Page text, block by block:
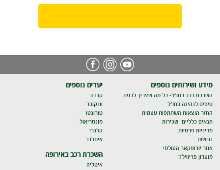
מידע ושירותים נוספים
השכרת רכב בחו"ל- כל מה שצריך לדעת
טיפים לנהיגה בחו"ל
החזר הוצאות השתתפות עצמית
תנאים כלליים- שכירות
מדיניות פרטיות
נגישות
אתר יורופקאר העולמי
מועדון פריווילג'
יעדים נוספים
קנדה
וונקובר
טורונטו
מונטריאול
קלגרי
איסלנד
השכרת רכב באירופה
איטליה